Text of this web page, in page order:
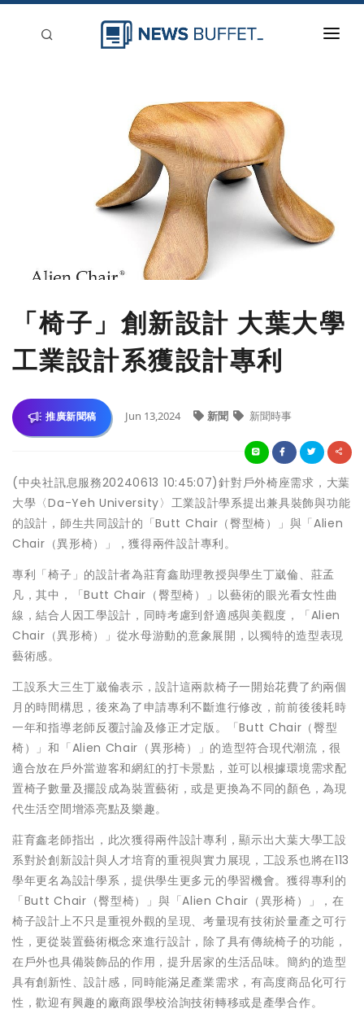
「椅子」創新設計 大葉大學
工業設計系獲設計專利
推廣新聞稿 Jun 13,2024 新聞 新聞時事
(中央社訊息服務20240613 10:45:07)針對戶外椅座需求，大葉
大學〈Da-Yeh University〉工業設計學系提出兼具裝飾與功能
的設計，師生共同設計的「Butt Chair（臀型椅）」與「Alien
Chair（異形椅）」，獲得兩件設計專利。
專利「椅子」的設計者為莊育鑫助理教授與學生丁崴倫、莊孟
凡，其中，「Butt Chair（臀型椅）」以藝術的眼光看女性曲
線，結合人因工學設計，同時考慮到舒適感與美觀度，「Alien
Chair（異形椅）」從水母游動的意象展開，以獨特的造型表現
藝術感。
工設系大三生丁崴倫表示，設計這兩款椅子一開始花費了約兩個
月的時間構思，後來為了申請專利不斷進行修改，前前後後耗時
一年和指導老師反覆討論及修正才定版。「Butt Chair（臀型
椅）」和「Alien Chair（異形椅）」的造型符合現代潮流，很
適合放在戶外當遊客和網紅的打卡景點，並可以根據環境需求配
置椅子數量及擺設成為裝置藝術，或是更換為不同的顏色，為現
代生活空間增添亮點及樂趣。
莊育鑫老師指出，此次獲得兩件設計專利，顯示出大葉大學工設
系對於創新設計與人才培育的重視與實力展現，工設系也將在113
學年更名為設計學系，提供學生更多元的學習機會。獲得專利的
「Butt Chair（臀型椅）」與「Alien Chair（異形椅）」，在
椅子設計上不只是重視外觀的呈現、考量現有技術於量產之可行
性，更從裝置藝術概念來進行設計，除了具有傳統椅子的功能，
在戶外也具備裝飾品的作用，提升居家的生活品味。簡約的造型
具有創新性、設計感，同時能滿足產業需求，有高度商品化可行
性，歡迎有興趣的廠商跟學校洽詢技術轉移或是產學合作。